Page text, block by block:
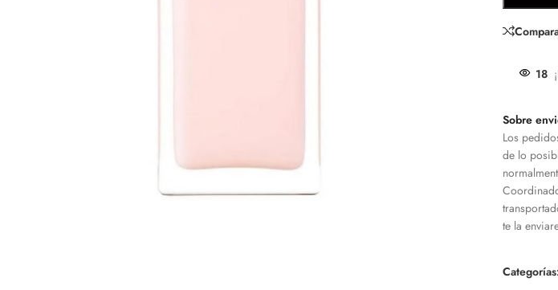
18
Sobre
Los
de lo
te la